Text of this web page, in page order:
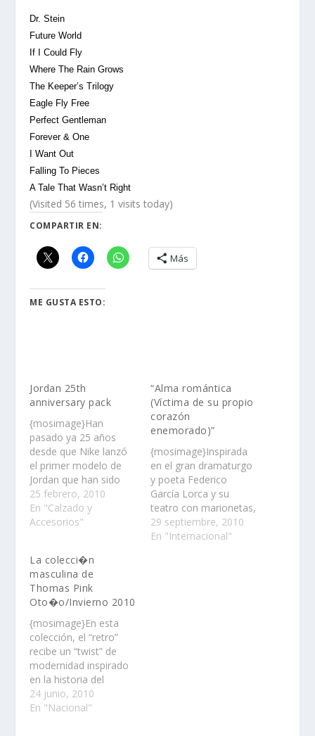
Dr. Stein
Future World
If I Could Fly
Where The Rain Grows
The Keeper’s Trilogy
Eagle Fly Free
Perfect Gentleman
Forever & One
I Want Out
Falling To Pieces
A Tale That Wasn’t Right
(Visited 56 times, 1 visits today)
COMPARTIR EN:
Más
ME GUSTA ESTO:
Jordan 25th
anniversary pack
{mosimage}Han
pasado ya 25 años
desde que Nike lanzó
el primer modelo de
Jordan que han sido
uno de los tenis de
basketball más
vendidos desde su
25 febrero, 2010
En "Calzado y
Accesorios"
“Alma romántica
(Víctima de su propio
corazón
enemorado)”
{mosimage}Inspirada
en el gran dramaturgo
y poeta Federico
García Lorca y su
teatro con marionetas,
el gran diseñador
mexicano Guillermo
29 septiembre, 2010
En "Internacional"
La colecci�n
masculina de
Thomas Pink
Oto�o/Invierno 2010
{mosimage}En esta
colección, el “retro”
recibe un “twist” de
modernidad inspirado
en la historia del
deporte inglés.
24 junio, 2010
En "Nacional"